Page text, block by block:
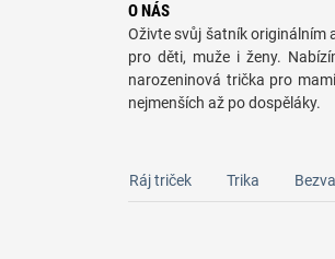
O NÁS
Oživte svůj šatník originálním
pro děti, muže i ženy.
narozeninová trička pro
nejmenších až po dospěláky.
Ráj triček Trika